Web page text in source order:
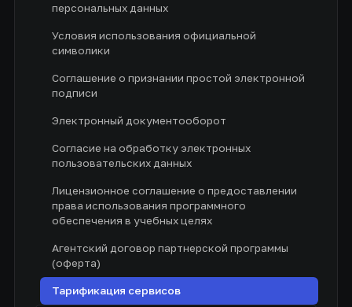
персональных данных
Условия использования официальной
символики
Соглашение о признании простой электронной
подписи
Электронный документооборот
Согласие на обработку электронных
пользовательских данных
Лицензионное соглашение о предоставлении
права использования программного
обеспечения в учебных целях
Агентский договор партнерской программы
(оферта)
Тарификация сервисов